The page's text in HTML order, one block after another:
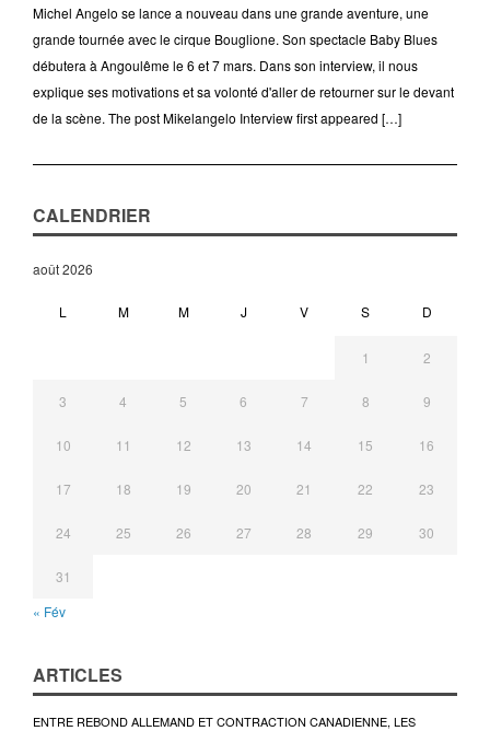
Michel Angelo se lance a nouveau dans une grande aventure, une
grande tournée avec le cirque Bouglione. Son spectacle Baby Blues
débutera à Angoulême le 6 et 7 mars. Dans son interview, il nous
explique ses motivations et sa volonté d'aller de retourner sur le devant
de la scène. The post Mikelangelo Interview first appeared […]
CALENDRIER
août 2026
L M M J V S D
1 2
3 4 5 6 7 8 9
10 11 12 13 14 15 16
17 18 19 20 21 22 23
24 25 26 27 28 29 30
31
« Fév
ARTICLES
ENTRE REBOND ALLEMAND ET CONTRACTION CANADIENNE, LES